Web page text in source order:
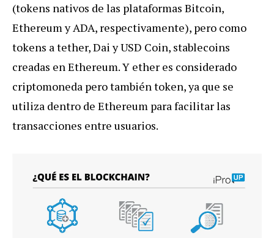
(tokens nativos de las plataformas Bitcoin,
Ethereum y ADA, respectivamente), pero como
tokens a tether, Dai y USD Coin, stablecoins
creadas en Ethereum. Y ether es considerado
criptomoneda pero también token, ya que se
utiliza dentro de Ethereum para facilitar las
transacciones entre usuarios.